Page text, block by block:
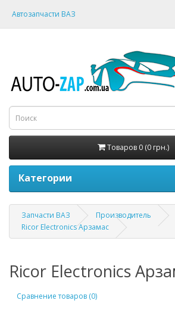
Автозапчасти ВАЗ
Товаров 0 (0 грн.)
Категории
Запчасти ВАЗ
Производитель
Ricor Electronics Арзамас
Ricor Electronics
Сравнение товаров (0)